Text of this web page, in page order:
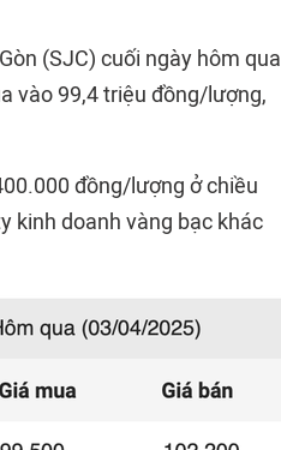
(SJC) cuối ngày hôm qua
vào 99,4 triệu đồng/lượng,
đồng/lượng ở chiều
kinh doanh vàng bạc khác